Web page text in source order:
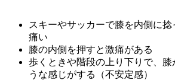
スキーやサッカーで膝を内側に
痛い
膝の内側を押すと激痛がある
歩くときや階段の上り下りで、膝
うな感じがする（不安定感）